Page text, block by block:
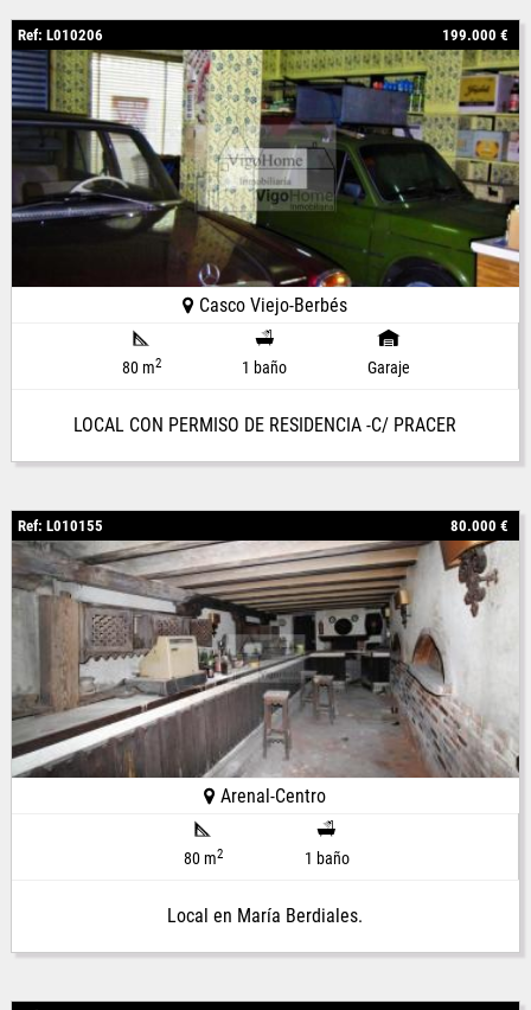
Ref: L010206 199.000 €
Casco Viejo-Berbés
80 m2 1 baño Garaje
LOCAL CON PERMISO DE RESIDENCIA -C/ PRACER
Ref: L010155 80.000 €
Arenal-Centro
80 m2 1 baño
Local en María Berdiales.